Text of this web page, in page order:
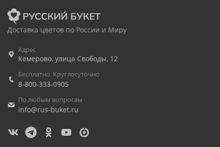
Доставка цветов по России и Миру
Адрес
Кемерово, улица Свободы, 12
Бесплатно. Круглосуточно
8-800-333-0905
По любым вопросам
info@rus-buket.ru